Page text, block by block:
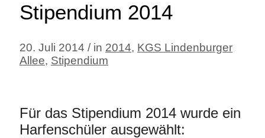
Stipendium 2014
20. Juli 2014 / in 2014, KGS Lindenburger
Allee, Stipendium
Für das Stipendium 2014 wurde ein
Harfenschüler ausgewählt: